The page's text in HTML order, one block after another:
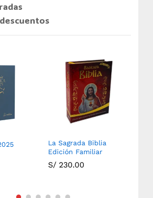
La Sagrada Biblia
Edición Familiar
S/ 230.00